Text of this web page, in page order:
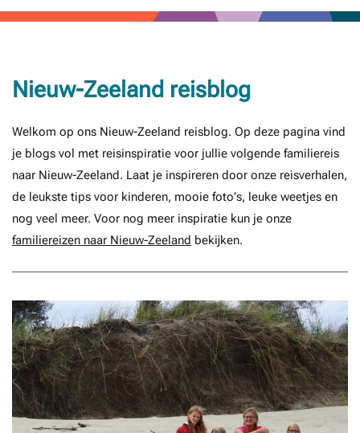
Nieuw-Zeeland reisblog
Welkom op ons Nieuw-Zeeland reisblog. Op deze pagina vind
je blogs vol met reisinspiratie voor jullie volgende familiereis
naar Nieuw-Zeeland. Laat je inspireren door onze reisverhalen,
de leukste tips voor kinderen, mooie foto’s, leuke weetjes en
nog veel meer. Voor nog meer inspiratie kun je onze
familiereizen naar Nieuw-Zeeland bekijken.